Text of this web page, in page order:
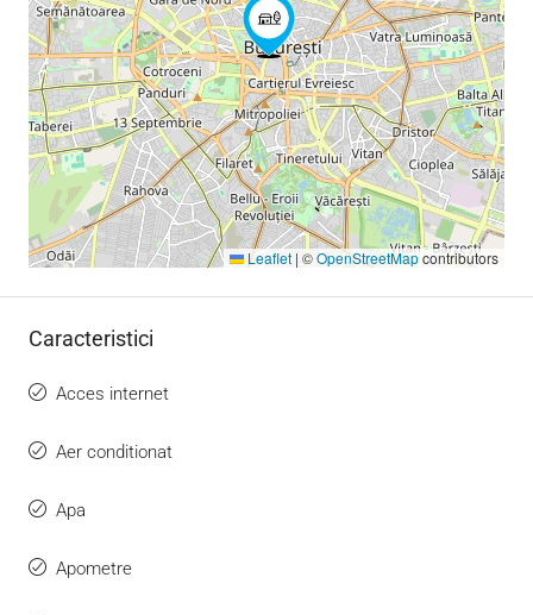
Leaflet | ©OpenStreetMapcontributors
Caracteristici
Acces internet
Aer conditionat
Apa
Apometre